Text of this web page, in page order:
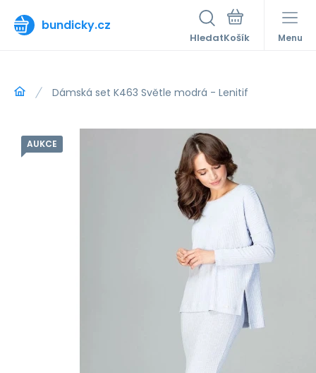
bundicky.cz
Hledat Menu
Dámská set K463 Světle modrá - Lenitif
AUKCE